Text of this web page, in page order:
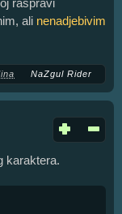
ali nenadjebivim
NaZgul Rider
karaktera.